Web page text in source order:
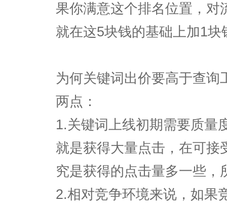
果你满意这个排名位置，对
就在这5块钱的基础上加1
为何关键词出价要高于查
两点：
1.关键词上线初期需要质量
就是获得大量点击，在可接
究是获得的点击量多一些
2.相对竞争环境来说，如果